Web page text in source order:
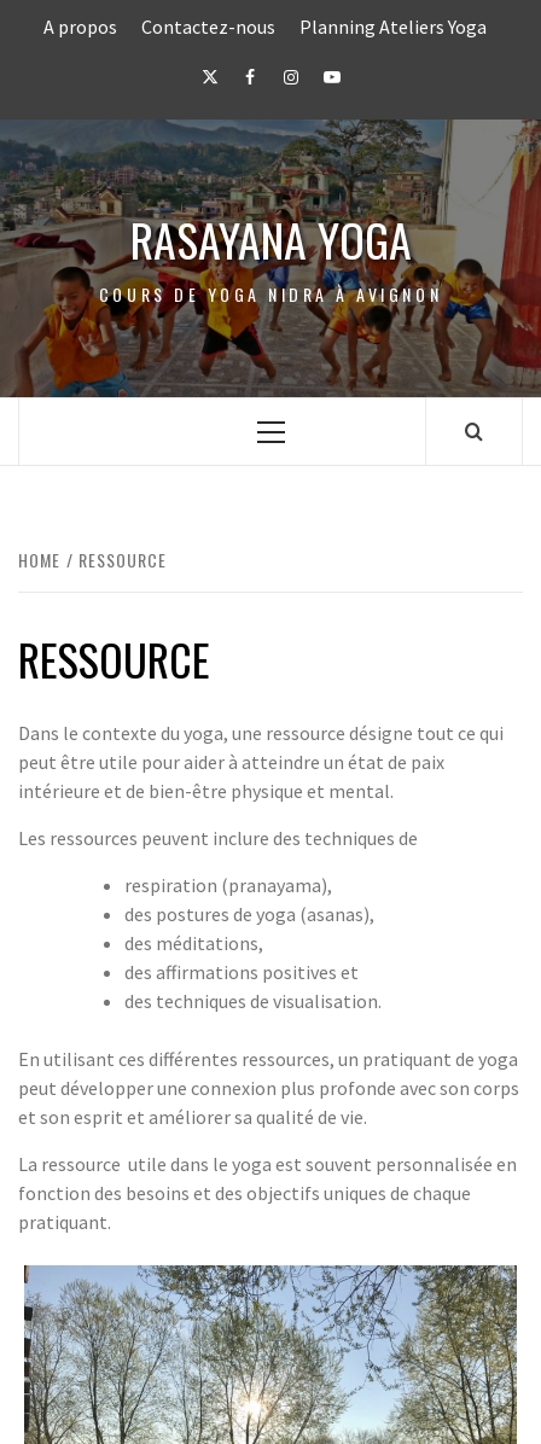
A propos Contactez-nous Planning Ateliers Yoga
TwitterFacebookInstagramYoutube
RASAYANA YOGA
COURS DE YOGA NIDRA À AVIGNON
Primary
HOME RESSOURCE
RESSOURCE
Dans le contexte du yoga, une ressource désigne tout ce qui
peut être utile pour aider à atteindre un état de paix
intérieure et de bien-être physique et mental.
Les ressources peuvent inclure des techniques de
respiration (pranayama),
des postures de yoga (asanas),
des méditations,
des affirmations positives et
des techniques de visualisation.
En utilisant ces différentes ressources, un pratiquant de yoga
peut développer une connexion plus profonde avec son corps
et son esprit et améliorer sa qualité de vie.
La ressource utile dans le yoga est souvent personnalisée en
fonction des besoins et des objectifs uniques de chaque
pratiquant.